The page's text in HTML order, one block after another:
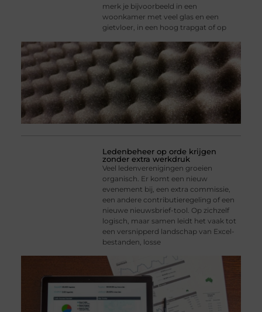
merk je bijvoorbeeld in een
woonkamer met veel glas en een
gietvloer, in een hoog trapgat of op
Ledenbeheer op orde krijgen
zonder extra werkdruk
Veel ledenverenigingen groeien
organisch. Er komt een nieuw
evenement bij, een extra commissie,
een andere contributieregeling of een
nieuwe nieuwsbrief-tool. Op zichzelf
logisch, maar samen leidt het vaak tot
een versnipperd landschap van Excel-
bestanden, losse